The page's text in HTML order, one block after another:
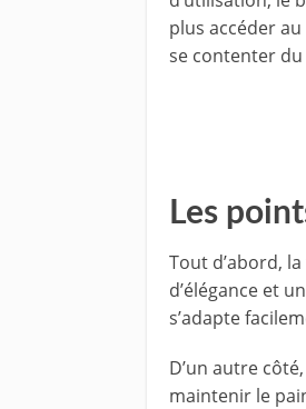
plus accéder
se contenter
Les
Tout d’abord,
d’élégance et
s’adapte
D’un autre
maintenir le